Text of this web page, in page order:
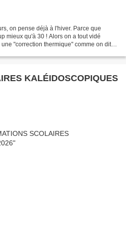
on pense déjà à l'hiver. Parce que
mieux qu'à 30 ! Alors on a tout vidé
"correction thermique" comme on dit
KALÉIDOSCOPIQUES